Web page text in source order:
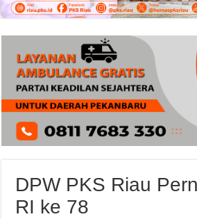
DPW PKS Riau
RI ke 78